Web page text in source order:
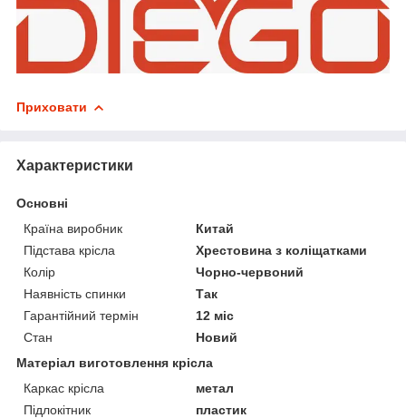
Приховати
Характеристики
Основні
Країна виробник
Китай
Підстава крісла
Хрестовина з коліщатками
Колір
Чорно-червоний
Наявність спинки
Так
Гарантійний термін
12 міс
Стан
Новий
Матеріал виготовлення крісла
Каркас крісла
метал
Підлокітник
пластик